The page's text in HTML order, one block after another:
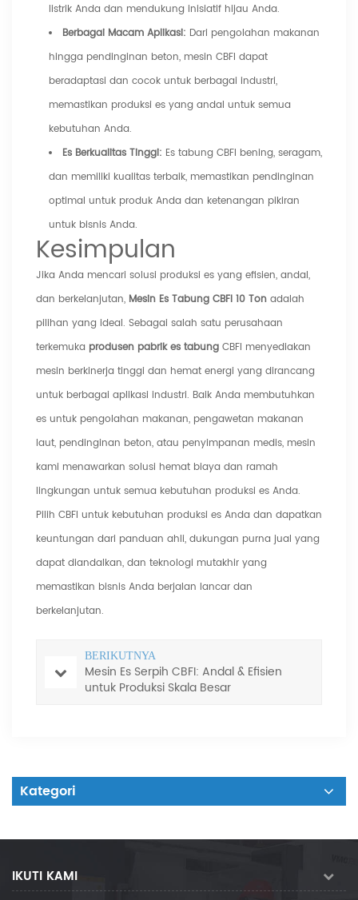
listrik Anda dan mendukung inisiatif hijau Anda.
Berbagai Macam Aplikasi: Dari pengolahan makanan
hingga pendinginan beton, mesin CBFI dapat
beradaptasi dan cocok untuk berbagai industri,
memastikan produksi es yang andal untuk semua
kebutuhan Anda.
Es Berkualitas Tinggi: Es tabung CBFI bening, seragam,
dan memiliki kualitas terbaik, memastikan pendinginan
optimal untuk produk Anda dan ketenangan pikiran
untuk bisnis Anda.
Kesimpulan
Jika Anda mencari solusi produksi es yang efisien, andal,
dan berkelanjutan, Mesin Es Tabung CBFI 10 Ton adalah
pilihan yang ideal. Sebagai salah satu perusahaan
terkemuka produsen pabrik es tabung CBFI menyediakan
mesin berkinerja tinggi dan hemat energi yang dirancang
untuk berbagai aplikasi industri. Baik Anda membutuhkan
es untuk pengolahan makanan, pengawetan makanan
laut, pendinginan beton, atau penyimpanan medis, mesin
kami menawarkan solusi hemat biaya dan ramah
lingkungan untuk semua kebutuhan produksi es Anda.
Pilih CBFI untuk kebutuhan produksi es Anda dan dapatkan
keuntungan dari panduan ahli, dukungan purna jual yang
dapat diandalkan, dan teknologi mutakhir yang
memastikan bisnis Anda berjalan lancar dan
berkelanjutan.
BERIKUTNYA
Mesin Es Serpih CBFI: Andal & Efisien
untuk Produksi Skala Besar
Kategori
IKUTI KAMI